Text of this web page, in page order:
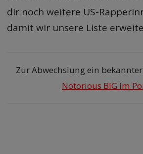
dir noch weitere US-
damit wir unsere Liste
Zur Abwechslung ein bekannter
Notorious BIG im